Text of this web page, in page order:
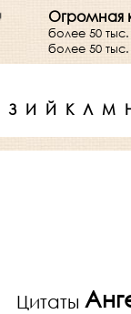
Огромная
более 50
более 50
З И Й К Л М
Цитаты